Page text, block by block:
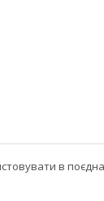
в